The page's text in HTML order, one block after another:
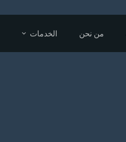
من نحن الخدمات